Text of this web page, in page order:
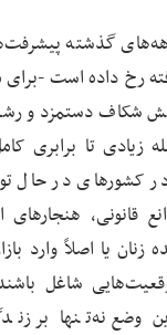
گذشته
رخ داده است -برای
شکاف دستمزد و
زیادی تا برابری
کشورهای در حال
قانونی،
یا اصلاً وارد
شاغل
وضع نه‌تنها بر